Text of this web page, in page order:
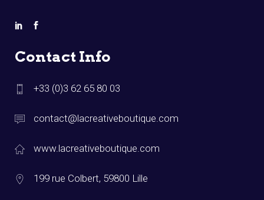
Contact Info
+33 (0)3 62 65 80 03
contact@lacreativeboutique.com
www.lacreativeboutique.com
199 rue Colbert, 59800 Lille